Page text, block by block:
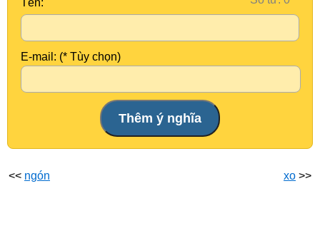
Tên:
E-mail: (* Tùy chọn)
<< ngón xo >>